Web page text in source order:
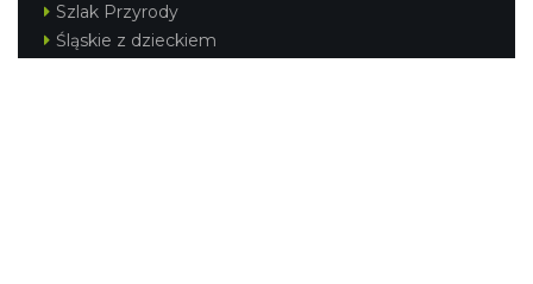
Szlak Przyrody
Śląskie z dzieckiem